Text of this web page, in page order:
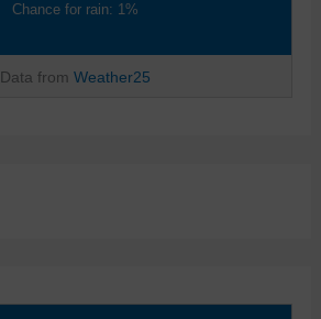
Chance for rain: 1%
Data from Weather25